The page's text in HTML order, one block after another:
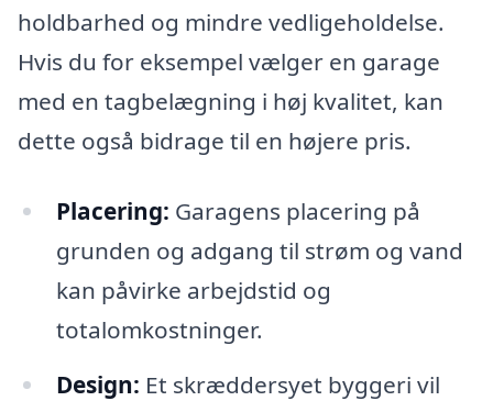
holdbarhed og mindre vedligeholdelse.
Hvis du for eksempel vælger en garage
med en tagbelægning i høj kvalitet, kan
dette også bidrage til en højere pris.
Placering: Garagens placering på
grunden og adgang til strøm og vand
kan påvirke arbejdstid og
totalomkostninger.
Design: Et skræddersyet byggeri vil